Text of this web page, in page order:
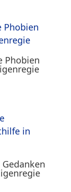
Phobien